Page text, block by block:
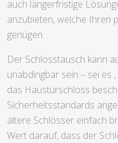
auch längerfristige
anzubieten, welche Ihren
genügen.
Der Schlosstausch kann
unabdingbar sein – sei es
das Haustürschloss
Sicherheitsstandards
ältere Schlösser einfach
Wert darauf, dass der